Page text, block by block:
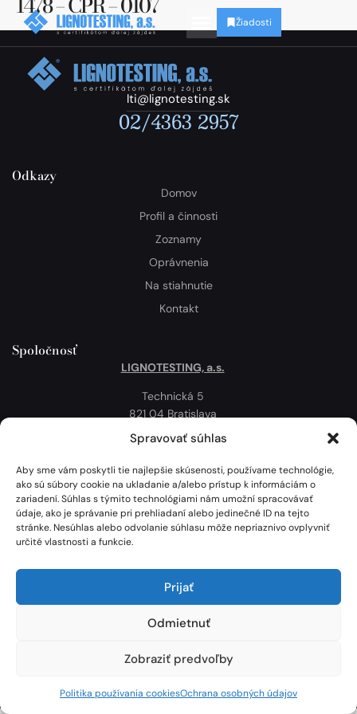
Spravovať súhlas
Aby sme vám poskytli tie najlepšie skúsenosti, používame technológie,
ako sú súbory cookie na ukladanie a/alebo prístup k informáciám o
zariadení. Súhlas s týmito technológiami nám umožní spracovávať
údaje, ako je správanie pri prehliadaní alebo jedinečné ID na tejto
stránke. Nesúhlas alebo odvolanie súhlasu môže nepriaznivo ovplyvniť
určité vlastnosti a funkcie.
Prijať
Odmietnuť
Zobraziť predvoľby
Politika používania cookiesOchrana osobných údajov
Žiadosti
lti@lignotesting.sk
02/4363 2957
Odkazy
Domov
Profil a činnosti
Zoznamy
Oprávnenia
Na stiahnutie
Kontakt
Spoločnosť
LIGNOTESTING, a.s.
Technická 5
821 04 Bratislava
Slovenská republika
Politika používania cookies
Mapa
Lignotesting, a. s. © 2024 | Všetky práva vyhradené. | Vytvoril: Marek Heinfarth.